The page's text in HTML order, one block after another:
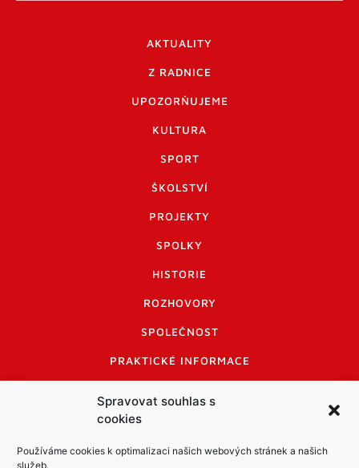
Spravovat souhlas s
cookies
Používáme cookies k optimalizaci našich webových stránek a našich
služeb.
AKTUALITY
Z RADNICE
UPOZORŇUJEME
KULTURA
SPORT
ŠKOLSTVÍ
PROJEKTY
SPOLKY
HISTORIE
ROZHOVORY
SPOLEČNOST
PRAKTICKÉ INFORMACE
INFORMACE A KODEX DISKUTUJÍCÍCH
LOGO A LOGO MANUÁL